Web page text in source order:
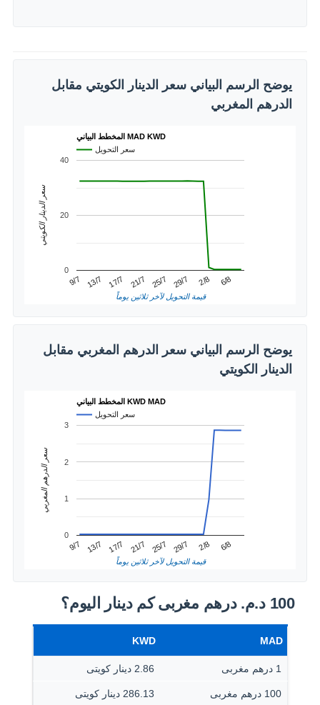
يوضح الرسم البياني سعر الدينار الكويتي مقابل
الدرهم المغربي
المخطط البياني MAD KWD
سعر التحويل
9/7 13/7 17/7 21/7 25/7 29/7 2/8 6/8
0
20
40
قيمة التحويل لآخر ثلاثين يوماً
سعر الدينار الكويتي
يوضح الرسم البياني سعر الدرهم المغربي مقابل
الدينار الكويتي
المخطط البياني KWD MAD
سعر التحويل
9/7 13/7 17/7 21/7 25/7 29/7 2/8 6/8
0
1
2
3
قيمة التحويل لآخر ثلاثين يوماً
سعر الدرهم المغربي
100 د.م.‏ درهم مغربى كم دينار اليوم؟
MAD
KWD
1 درهم مغربى 2.86 دينار كويتى
100 درهم مغربى 286.13 دينار كويتى